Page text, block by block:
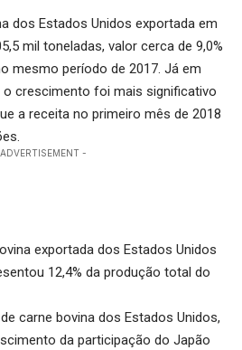
dos Estados Unidos exportada em
mil toneladas, valor cerca de 9,0%
mesmo período de 2017. Já em
crescimento foi mais significativo
a receita no primeiro mês de 2018
-
exportada dos Estados Unidos
12,4% da produção total do
carne bovina dos Estados Unidos,
da participação do Japão